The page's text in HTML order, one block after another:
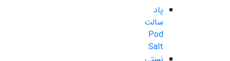
پاد
سالت
Pod
Salt